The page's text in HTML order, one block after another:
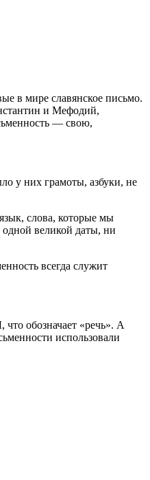
в мире славянское письмо.
и Мефодий,
— свою,
у них грамоты, азбуки, не
слова, которые мы
великой даты, ни
всегда служит
обозначает «речь». А
использовали